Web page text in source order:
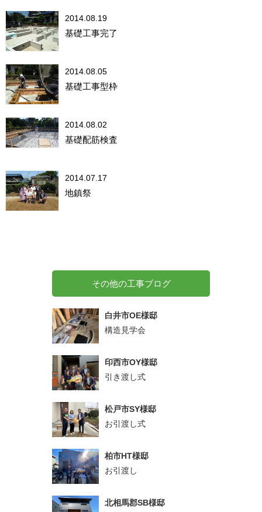
2014.08.19
基礎工事完了
2014.08.05
基礎工事型枠
2014.08.02
基礎配筋検査
2014.07.17
地鎮祭
その他の工事ブログ
白井市OE様邸
構造見学会
印西市OY様邸
引き渡し式
松戸市SY様邸
お引渡し式
柏市HT様邸
お引渡し
北相馬郡SB様邸